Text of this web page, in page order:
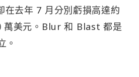
在去年 7 月分別虧損高達約
萬美元。Blur 和 Blast 都是
。